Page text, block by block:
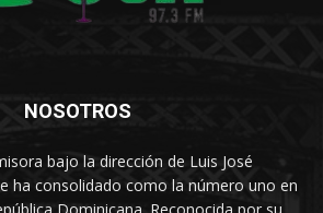
NOSOTROS
bajo la dirección de Luis José
ha consolidado como la número uno en